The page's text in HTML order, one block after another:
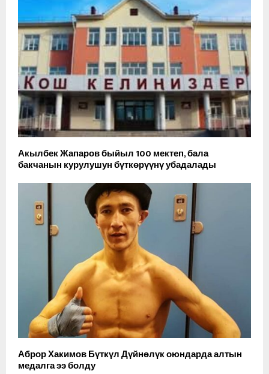
Акылбек Жапаров быйыл 100 мектеп, бала
бакчанын курулушун бүткөрүүнү убадалады
Аброр Хакимов Бүткүл Дүйнөлүк оюндарда алтын
медалга ээ болду